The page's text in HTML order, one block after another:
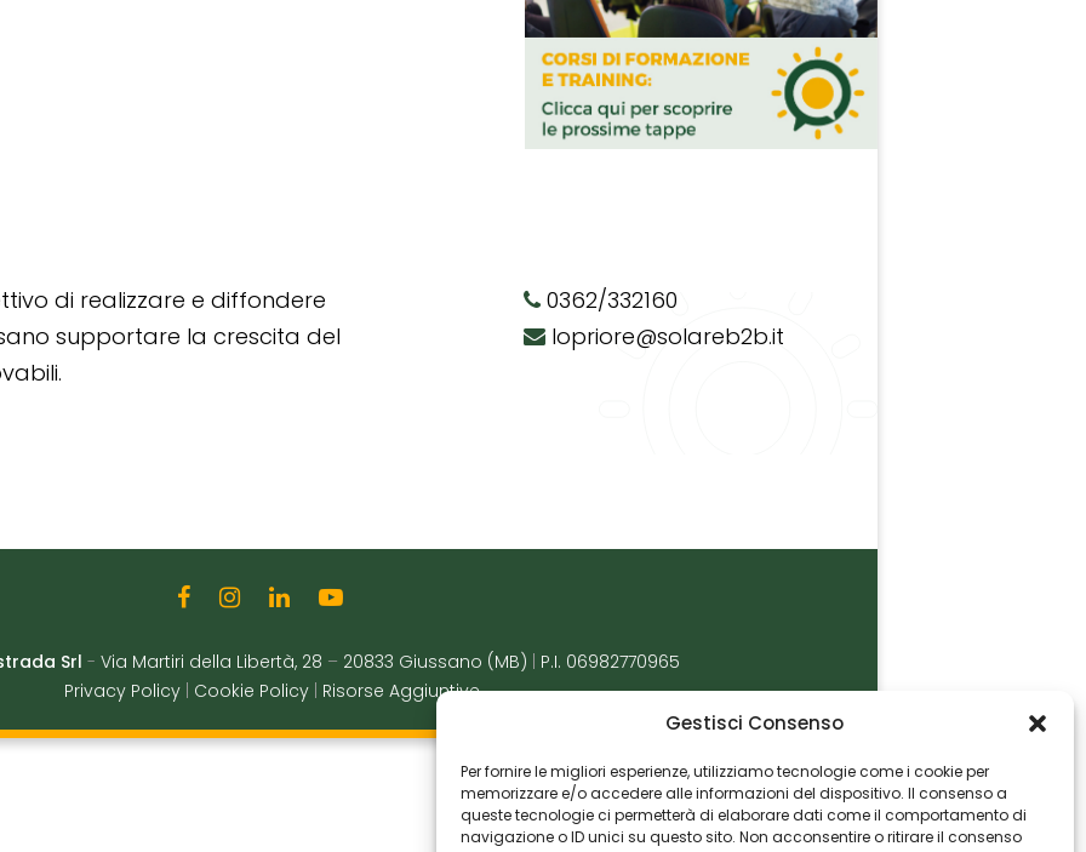
Gestisci Consenso
Per fornire le migliori esperienze, utilizziamo tecnologie come i cookie per
memorizzare e/o accedere alle informazioni del dispositivo. Il consenso a
queste tecnologie ci permetterà di elaborare dati come il comportamento di
navigazione o ID unici su questo sito. Non acconsentire o ritirare il consenso
di realizzare e diffondere
supportare la crescita del
0362/332160
lopriore@solareb2b.it
Srl - Via Martiri della Libertà, 28 – 20833 Giussano (MB)
P.I. 06982770965
Privacy Policy
Cookie Policy Risorse Aggiuntive